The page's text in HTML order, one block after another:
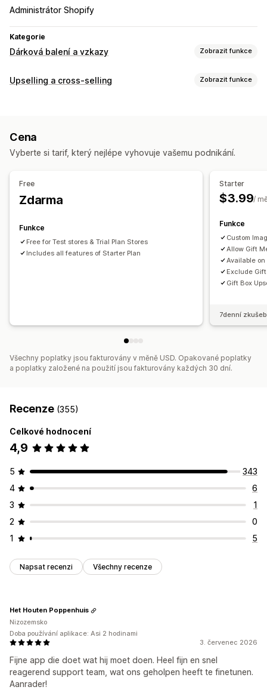
Administrátor Shopify
Kategorie
Dárková balení a vzkazy Zobrazit funkce
Možnosti dárků
Přizpůsobení
Automatické označování
Dárkový widget
Vlastní design
Upselling a cross-selling Zobrazit funkce
Doplňky jedním kliknutím
Vlastní HTML
Více jazyků
Konverzní poměry
Cena
Vyberte si tarif, který nejlépe vyhovuje vašemu podnikání.
Free
Zdarma
Funkce
Free for Test stores & Trial Plan Stores
Includes all features of Starter Plan
Starter
$3.99/
Funkce
Custom
Allow Gift
Available
Exclude
Gift Box
7denní
Všechny poplatky jsou fakturovány v měně USD. Opakované poplatky
a poplatky založené na použití jsou fakturovány každých 30 dní.
Recenze (355)
Celkové hodnocení
4,9
5
343
4
6
3
1
2
0
1
5
Napsat recenzi Všechny recenze
3. červenec 2026
Fijne app die doet wat hij moet doen. Heel fijn en snel
reagerend support team, wat ons geholpen heeft te finetunen.
Aanrader!
Het Houten Poppenhuis
Nizozemsko
Doba používání aplikace: Asi 2 hodinami